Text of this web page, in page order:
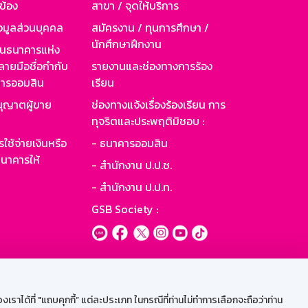
ได้ที่ "แถบคุกกี้” แต่ละประเภท ในกรณีที่ท่านไม่ทำการเลือกจะถือว่าท่าน
อง
มูลส่วนบุคคล
นาคารแห่ง
ายมือชื่อกำกับ
รออมสิน
ญาตผู้ขาย
ช้จ่ายเงินหรือ
คารให้
สาขา / จุดให้บริการ
สมัครงาน / ทุนการศึกษา /
นักศึกษาฝึกงาน
รายงานและช่องทางการร้อง
เรียน
ช่องทางแจ้งเรื่องร้องเรียน การ
ทุจริตและประพฤติมิชอบ :
- ธนาคารออมสิน
- สำนักงาน ป.ป.ช.
- สำนักงาน ป.ป.ท.
GSB Society :